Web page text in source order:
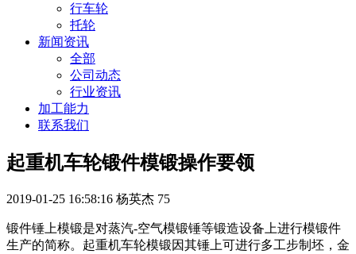
行车轮
托轮
新闻资讯
全部
公司动态
行业资讯
加工能力
联系我们
起重机车轮锻件模锻操作要领
2019-01-25 16:58:16 杨英杰 75
锻件锤上模锻是对蒸汽-空气模锻锤等锻造设备上进行模锻件
生产的简称。起重机车轮模锻因其锤上可进行多工步制坯，金